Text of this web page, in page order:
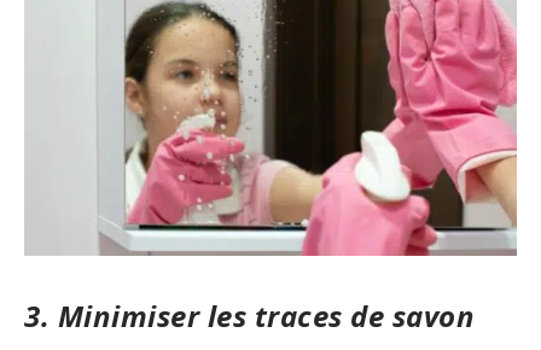
3. Minimiser les traces de savon